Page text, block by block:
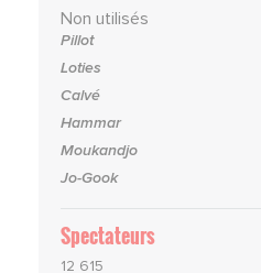
Non utilisés
Pillot
Loties
Calvé
Hammar
Moukandjo
Jo-Gook
Spectateurs
12 615